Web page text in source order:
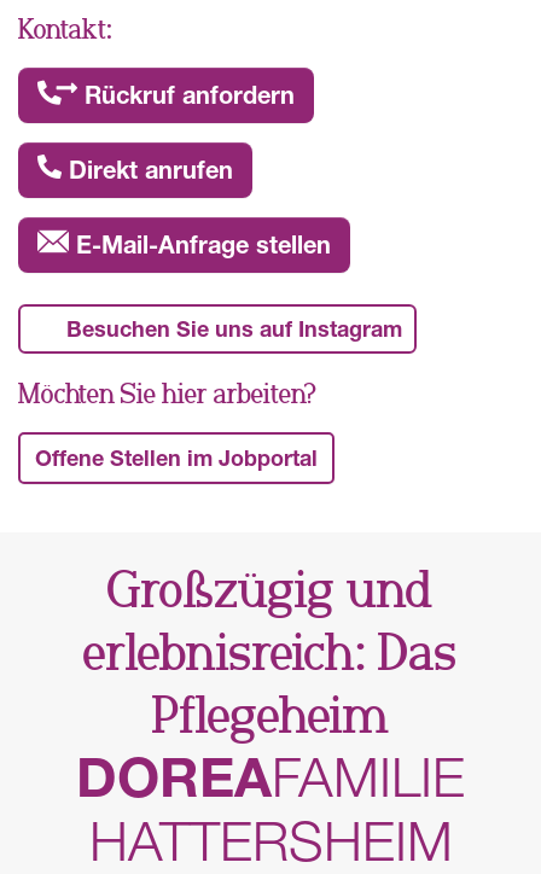
Kontakt:
Rückruf anfordern
Direkt anrufen
E-Mail-Anfrage stellen
Besuchen Sie uns auf Instagram
Möchten Sie hier arbeiten?
Offene Stellen im Jobportal
Großzügig und
erlebnisreich: Das
Pflegeheim
DOREAFAMILIE
HATTERSHEIM